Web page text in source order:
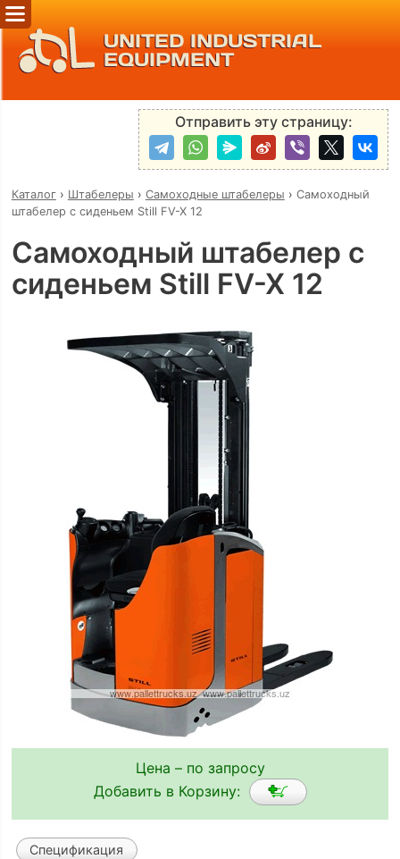
UNITED INDUSTRIAL
EQUIPMENT
Отправить эту страницу:
Каталог› Штабелеры › Самоходные штабелеры › Самоходный
штабелер с сиденьем Still FV-X 12
Самоходный штабелер с
сиденьем Still FV-X 12
Цена – по запросу
Добавить в Корзину:
Спецификация